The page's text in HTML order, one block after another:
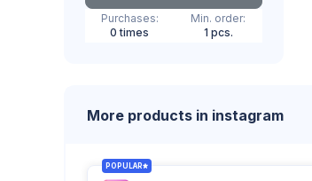
Purchases:
0 times
Min. order:
1 pcs.
More products in instagram
POPULAR